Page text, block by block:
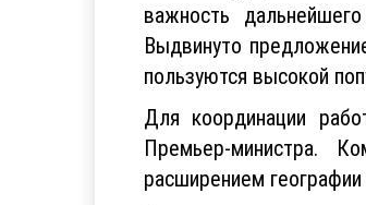
Глава государства
важность
Выдвинуто
пользуются высокой
Для координации
Премьер-министра.